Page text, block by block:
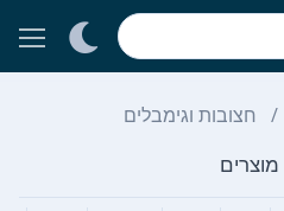
חצובות וגימבלים